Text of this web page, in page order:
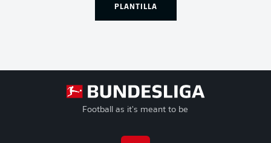
PLANTILLA
Football as it's meant to be